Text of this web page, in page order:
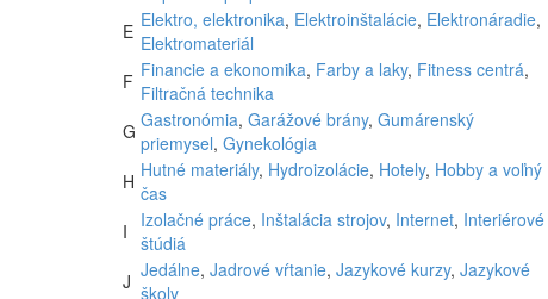
E Elektro, elektronika, Elektroinštalácie, Elektronáradie,
Elektromateriál
F Financie a ekonomika, Farby a laky, Fitness centrá,
Filtračná technika
G Gastronómia, Garážové brány, Gumárenský
priemysel, Gynekológia
H Hutné materiály, Hydroizolácie, Hotely, Hobby a voľný
čas
I
Izolačné práce, Inštalácia strojov, Internet, Interiérové
štúdiá
J Jedálne, Jadrové vŕtanie, Jazykové kurzy, Jazykové
školy